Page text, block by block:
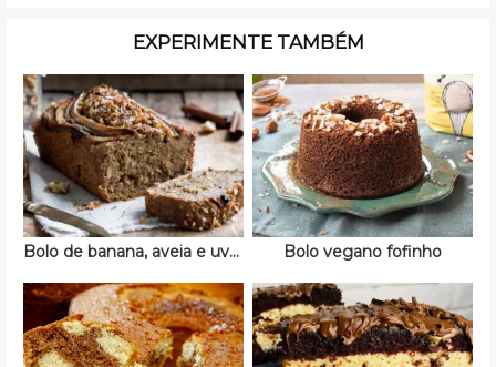
EXPERIMENTE TAMBÉM
Bolo de banana, aveia e uva passa Bolo vegano fofinho